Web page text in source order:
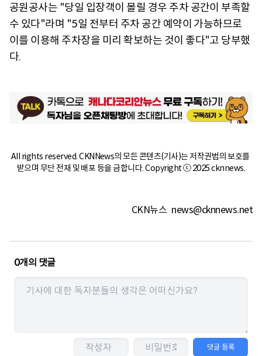
공원공사는 "당일 입장객이 몰릴 경우 주차 공간이 부족할
수 있다"라며 "5일 전부터 주차 공간 예약이 가능하므로
이를 이용해 주차장을 미리 확보하는 것이 좋다"고 당부했
다.
All rights reserved. CKNNews의 모든 콘텐츠(기사)는 저작권법의 보호를
받으며 무단 전재 및 배포 등을 금합니다. Copyright ⓒ 2025 cknnews.
CKN뉴스 news@cknnews.net
0개의 댓글
댓글 등록